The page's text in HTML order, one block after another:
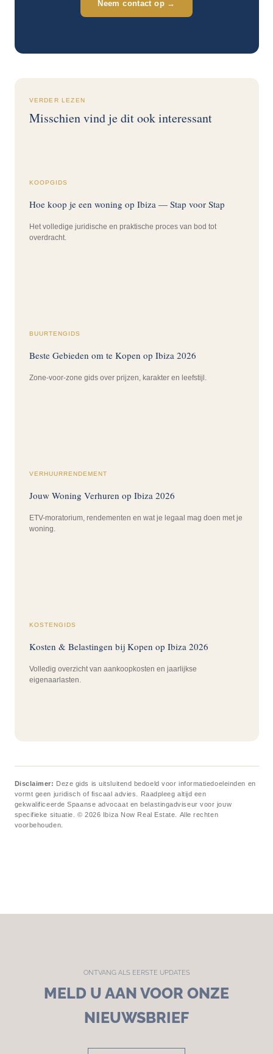
Neem contact op →
VERDER LEZEN
Misschien vind je dit ook interessant
KOOPGIDS
Hoe koop je een woning op Ibiza — Stap voor Stap
Het volledige juridische en praktische proces van bod tot
overdracht.
BUURTENGIDS
Beste Gebieden om te Kopen op Ibiza 2026
Zone-voor-zone gids over prijzen, karakter en leefstijl.
VERHUURRENDEMENT
Jouw Woning Verhuren op Ibiza 2026
ETV-moratorium, rendementen en wat je legaal mag doen met je
woning.
KOSTENGIDS
Kosten & Belastingen bij Kopen op Ibiza 2026
Volledig overzicht van aankoopkosten en jaarlijkse
eigenaarlasten.
Disclaimer: Deze gids is uitsluitend bedoeld voor informatiedoeleinden en
vormt geen juridisch of fiscaal advies. Raadpleeg altijd een
gekwalificeerde Spaanse advocaat en belastingadviseur voor jouw
specifieke situatie. © 2026 Ibiza Now Real Estate. Alle rechten
voorbehouden.
ONTVANG ALS EERSTE UPDATES
MELD U AAN VOOR ONZE
NIEUWSBRIEF